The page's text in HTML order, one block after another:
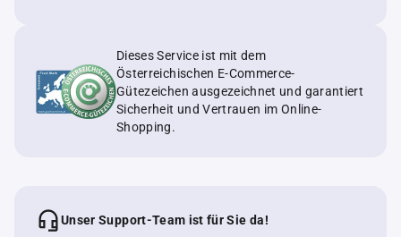
Dieses Service ist mit dem
Österreichischen E-Commerce-
Gütezeichen ausgezeichnet und garantiert
Sicherheit und Vertrauen im Online-
Shopping.
Unser Support-Team ist für Sie da!